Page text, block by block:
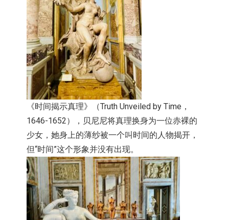
《时间揭示真理》（Truth Unveiled by Time，
1646-1652）， 贝尼尼将真理换身为一位赤裸的
少女， 她身上的薄纱被一个叫时间的人物揭开，
但“时间”这个形象并没有出现。